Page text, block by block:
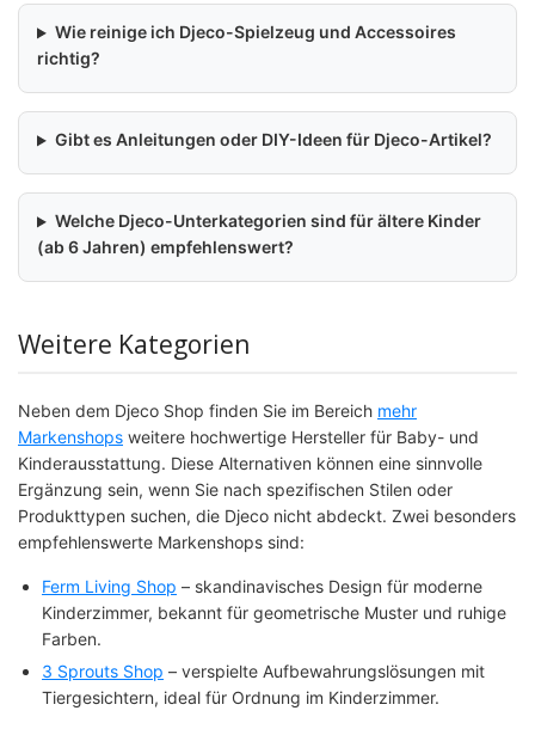
Wie reinige ich Djeco-Spielzeug und Accessoires
richtig?
Gibt es Anleitungen oder DIY-Ideen für Djeco-Artikel?
Welche Djeco-Unterkategorien sind für ältere Kinder
(ab 6 Jahren) empfehlenswert?
Weitere Kategorien
Neben dem Djeco Shop finden Sie im Bereich mehr
Markenshops weitere hochwertige Hersteller für Baby- und
Kinderausstattung. Diese Alternativen können eine sinnvolle
Ergänzung sein, wenn Sie nach spezifischen Stilen oder
Produkttypen suchen, die Djeco nicht abdeckt. Zwei besonders
empfehlenswerte Markenshops sind:
Ferm Living Shop – skandinavisches Design für moderne
Kinderzimmer, bekannt für geometrische Muster und ruhige
Farben.
3 Sprouts Shop – verspielte Aufbewahrungslösungen mit
Tiergesichtern, ideal für Ordnung im Kinderzimmer.